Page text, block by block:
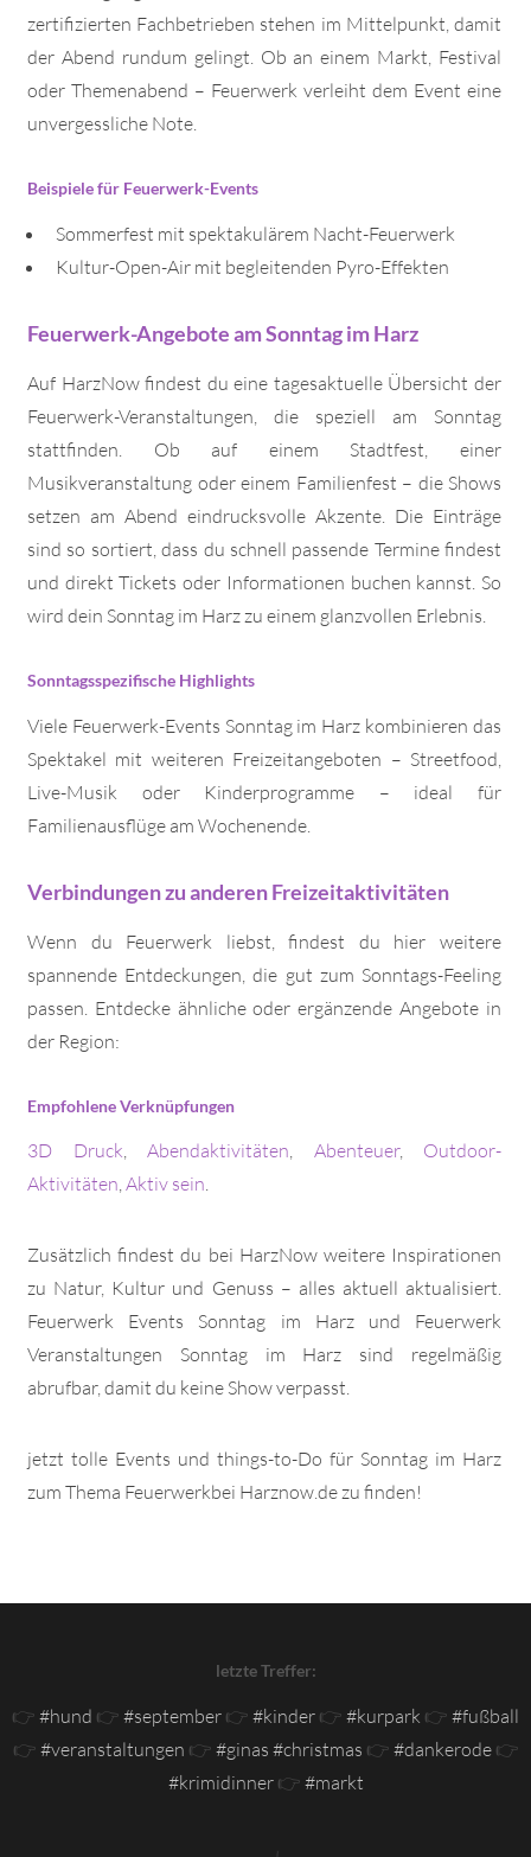
zertifizierten Fachbetrieben stehen im Mittelpunkt, damit
der Abend rundum gelingt. Ob an einem Markt, Festival
oder Themenabend – Feuerwerk verleiht dem Event eine
unvergessliche Note.
Beispiele für Feuerwerk-Events
Sommerfest mit spektakulärem Nacht-Feuerwerk
Kultur-Open-Air mit begleitenden Pyro-Effekten
Feuerwerk-Angebote am Sonntag im Harz
Auf HarzNow findest du eine tagesaktuelle Übersicht der
Feuerwerk-Veranstaltungen, die speziell am Sonntag
stattfinden. Ob auf einem Stadtfest, einer
Musikveranstaltung oder einem Familienfest – die Shows
setzen am Abend eindrucksvolle Akzente. Die Einträge
sind so sortiert, dass du schnell passende Termine findest
und direkt Tickets oder Informationen buchen kannst. So
wird dein Sonntag im Harz zu einem glanzvollen Erlebnis.
Sonntagsspezifische Highlights
Viele Feuerwerk-Events Sonntag im Harz kombinieren das
Spektakel mit weiteren Freizeitangeboten – Streetfood,
Live-Musik oder Kinderprogramme – ideal für
Familienausflüge am Wochenende.
Verbindungen zu anderen Freizeitaktivitäten
Wenn du Feuerwerk liebst, findest du hier weitere
spannende Entdeckungen, die gut zum Sonntags-Feeling
passen. Entdecke ähnliche oder ergänzende Angebote in
der Region:
Empfohlene Verknüpfungen
3D Druck, Abendaktivitäten, Abenteuer, Outdoor-
Aktivitäten,Aktiv sein.
Zusätzlich findest du bei HarzNow weitere Inspirationen
zu Natur, Kultur und Genuss – alles aktuell aktualisiert.
Feuerwerk Events Sonntag im Harz und Feuerwerk
Veranstaltungen Sonntag im Harz sind regelmäßig
abrufbar, damit du keine Show verpasst.
jetzt tolle Events und things-to-Do für Sonntag im Harz
zum Thema Feuerwerkbei Harznow.de zu finden!
letzte Treffer:
👉 #hund 👉 #september 👉 #kinder 👉 #kurpark 👉 #fußball
👉 #veranstaltungen 👉 #ginas #christmas 👉 #dankerode👉
#krimidinner👉 #markt